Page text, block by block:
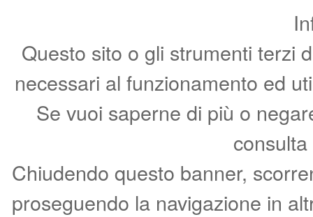
Questo sito o gli strumenti terzi
necessari al funzionamento ed
Se vuoi saperne di più o
Chiudendo questo banner,
proseguendo la navigazione in